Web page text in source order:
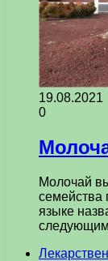
19.08.2021
0
Молочай
семейства
языке